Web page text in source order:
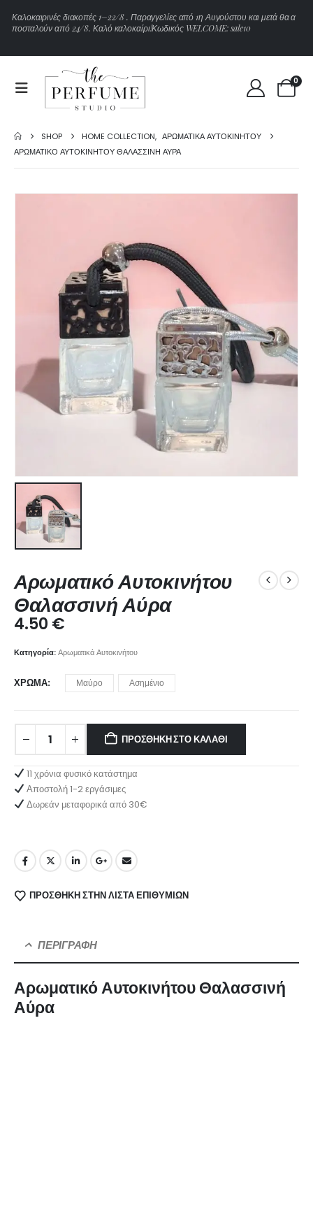
Καλοκαιρινέςδιακοπές 1–22/8. Παραγγελίες από 1η Αυγούστου και μετά θαα
ποσταλούναπό 24/8. Καλό καλοκαίρι!Κωδικός WELCOME: sale10
0
SHOP HOME COLLECTION, ΑΡΩΜΑΤΙΚΆ ΑΥΤΟΚΙΝΉΤΟΥ
ΑΡΩΜΑΤΙΚΌ ΑΥΤΟΚΙΝΉΤΟΥ ΘΑΛΑΣΣΙΝΉ ΑΎΡΑ
Αρωματικό Αυτοκινήτου
Θαλασσινή Αύρα
4.50 €
Κατηγορία:Αρωματικά Αυτοκινήτου
ΧΡΏΜΑ Μαύρο Ασημένιο
ΠΡΟΣΘΉΚΗ ΣΤΟ ΚΑΛΆΘΙ
11 χρόνια φυσικό κατάστημα
Αποστολή 1-2 εργάσιμες
Δωρεάν μεταφορικά από 30€
ΠΡΌΣΘΉΚΗ ΣΤΗΝ ΛΊΣΤΑ ΕΠΙΘΥΜΙΏΝ
ΠΕΡΙΓΡΑΦΉ
Αρωματικό Αυτοκινήτου Θαλασσινή
Αύρα